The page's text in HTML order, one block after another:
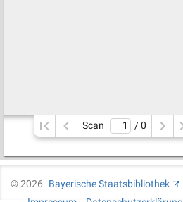
Scan / 0
©2026
Bayerische Staatsbibliothek